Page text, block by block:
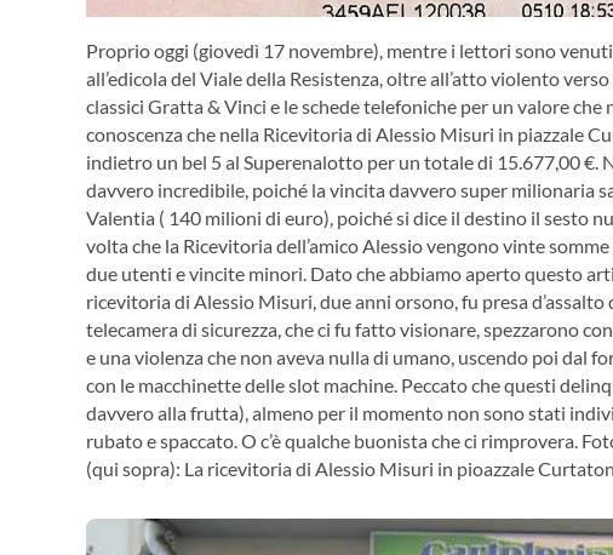
Proprio oggi (giovedì 17 novembre), mentre i lettori sono
all’edicola del Viale della Resistenza, oltre all’atto violento
classici Gratta & Vinci e le schede telefoniche per un valore
conoscenza che nella Ricevitoria di Alessio Misuri in piazzale
indietro un bel 5 al Superenalotto per un totale di 15.677,00 €.
davvero incredibile, poiché la vincita davvero super milionaria
Valentia ( 140 milioni di euro), poiché si dice il destino il sesto
volta che la Ricevitoria dell’amico Alessio vengono vinte
due utenti e vincite minori. Dato che abbiamo aperto questo
ricevitoria di Alessio Misuri, due anni orsono, fu presa
telecamera di sicurezza, che ci fu fatto visionare, spezzarono
e una violenza che non aveva nulla di umano, uscendo poi dal
con le macchinette delle slot machine. Peccato che questi
davvero alla frutta), almeno per il momento non sono stati
rubato e spaccato. O c’è qualche buonista che ci rimprovera.
(qui sopra): La ricevitoria di Alessio Misuri in pioazzale